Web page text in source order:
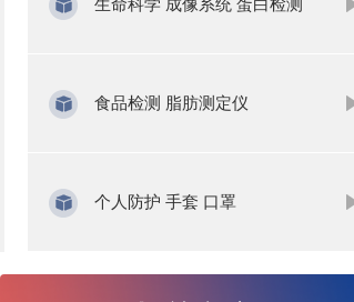
生命科学 成像系统 蛋白检测
食品检测 脂肪测定仪
个人防护 手套 口罩